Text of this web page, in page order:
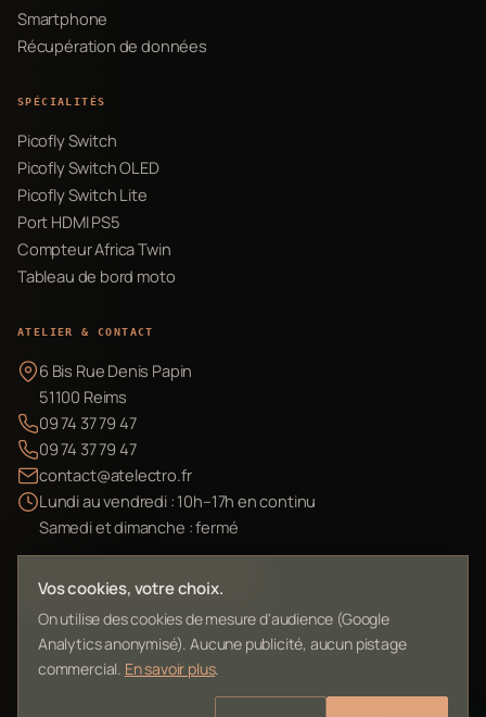
Smartphone
Récupération de données
SPÉCIALITÉS
Picofly Switch
Picofly Switch OLED
Picofly Switch Lite
Port HDMI PS5
Compteur Africa Twin
Tableau de bord moto
ATELIER & CONTACT
6 Bis Rue Denis Papin
51100 Reims
09 74 37 79 47
09 74 37 79 47
contact@atelectro.fr
Lundi au vendredi : 10h–17h en continu
Samedi et dimanche : fermé
Envoyer mon matériel
Vos cookies, votre choix.
On utilise des cookies de mesure d'audience (Google
Analytics anonymisé). Aucune publicité, aucun pistage
commercial. En savoir plus.